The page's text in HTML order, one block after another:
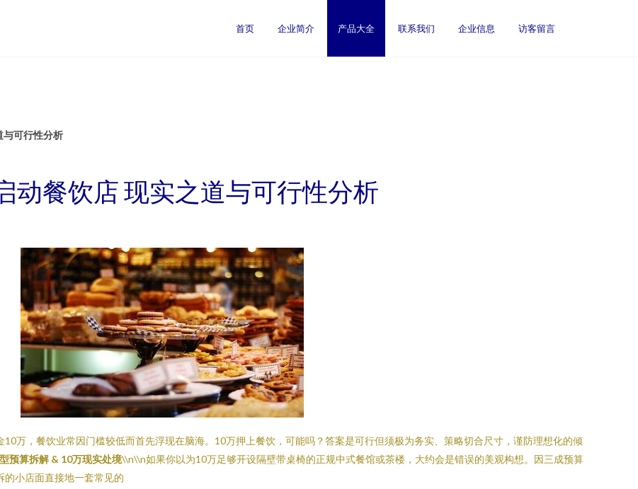
首页 企业简介 产品大全 联系我们 企业信息 访客留言
与可行性分析
动餐饮店 现实之道与可行性分析
万，餐饮业常因门槛较低而首先浮现在脑海。10万押上餐饮，可能吗？答案是可行但须极为务实、策略切合尺寸，谨防理想化的倾
预算拆解 & 10万现实处境\\n\\n如果你以为10万足够开设隔壁带桌椅的正规中式餐馆或茶楼，大约会是错误的美观构想。因三成预算
的小店面直接地一套常见的